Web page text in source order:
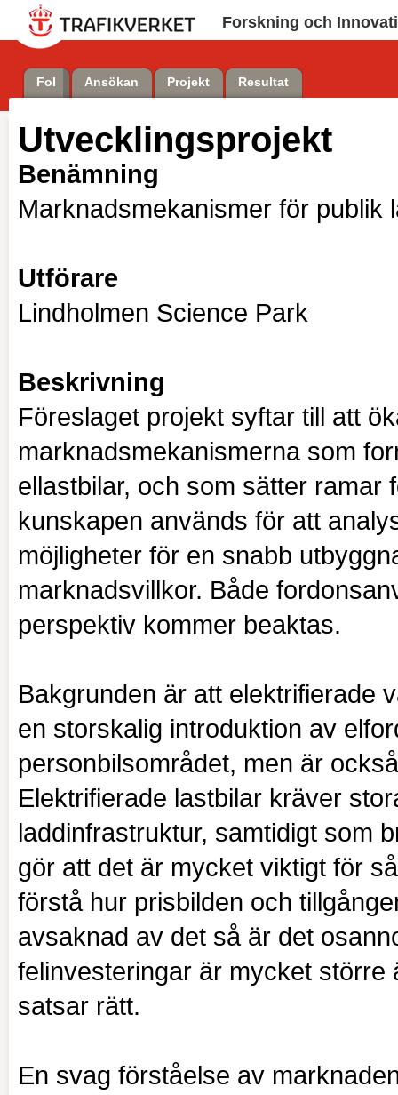
Forskning och
FoI Ansökan Projekt Resultat
Utvecklingsprojekt
Benämning
Marknadsmekanismer för publik
Utförare
Lindholmen Science Park
Beskrivning
Föreslaget projekt syftar till att
marknadsmekanismerna som
ellastbilar, och som sätter ramar
kunskapen används för att
möjligheter för en snabb
marknadsvillkor. Både
perspektiv kommer beaktas.
Bakgrunden är att elektrifierade
en storskalig introduktion av
personbilsområdet, men är
Elektrifierade lastbilar kräver
laddinfrastruktur, samtidigt som
gör att det är mycket viktigt för
förstå hur prisbilden och
avsaknad av det så är det
felinvesteringar är mycket större
satsar rätt.
En svag förståelse av